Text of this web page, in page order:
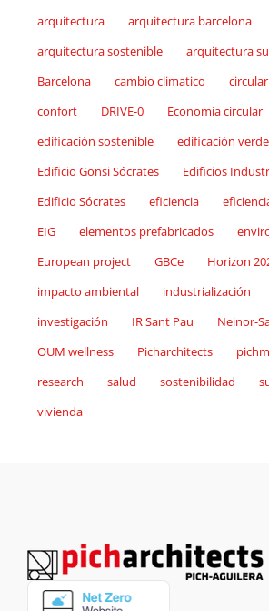
arquitectura
arquitectura barcelona
arquitectura sostenible
arquitectura
Barcelona
cambio climatico
confort
DRIVE-0 Economía circular
edificación sostenible
edificación verde
Edificio Gonsi Sócrates
Edificios
Edificio Sócrates
eficiencia
EIG
elementos prefabricados
European project
GBCe
Horizon
impacto ambiental
industrialización
investigación
IR Sant Pau Neinor-
OUM wellness
Picharchitects
research
salud sostenibilidad
vivienda